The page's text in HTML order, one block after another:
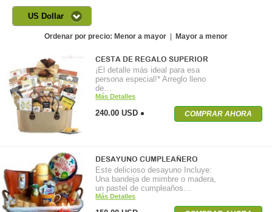
US Dollar
Ordenar por precio: Menor a mayor Mayor a menor
CESTA DE REGALO SUPERIOR
¡El detalle más ideal para esa
persona especial!* Arreglo lleno
de…
Más Detalles
240.00 USD COMPRAR AHORA
DESAYUNO CUMPLEAÑERO
Este delicioso desayuno Incluye:
Una bandeja de mimbre o madera,
un pastel de cumpleaños…
Más Detalles